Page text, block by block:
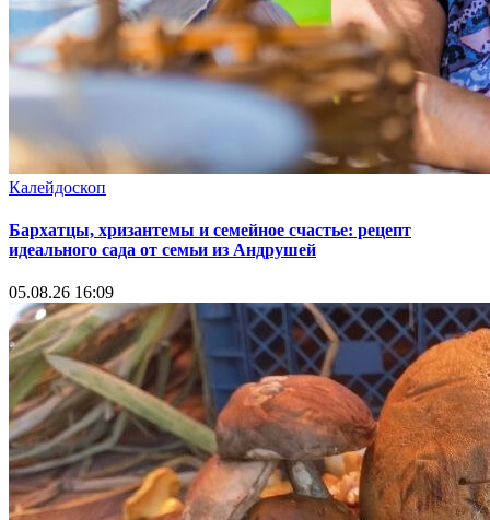
Калейдоскоп
Бархатцы, хризантемы и семейное счастье: рецепт
идеального сада от семьи из Андрушей
05.08.26 16:09